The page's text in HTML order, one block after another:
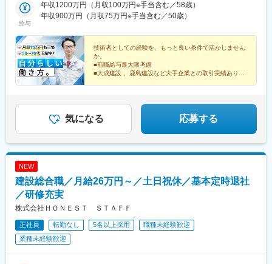
分
給与
年収1200万円（月収100万円※手当含む／58歳）
年収900万円（月収75万円※手当含む／50歳）
技術者としての経験を、もっと良い条件で活かしません
か。
■前職給与最大限考慮
■大成建設 、鹿島建設など大手企業との取引実績あり！
気になる 応募する
NEW
建設総合職／月給26万円～／土日祝休／基本定時退社
／研修充実
株式会社ＨＯＮＥＳＴ ＳＴＡＦＦ
正社員 転勤なし 5名以上採用
職種未経験歓迎
業種未経験歓迎